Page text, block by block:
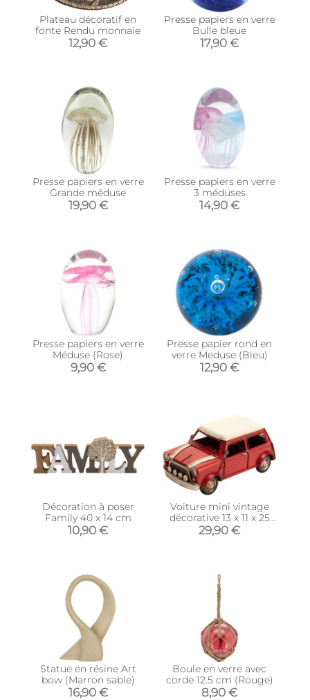
Plateau décoratif en
fonte Rendu monnaie
12,90 €
Presse papiers en verre
Bulle bleue
17,90 €
Presse papiers en verre
Grande méduse
19,90 €
Presse papiers en verre
3 méduses
14,90 €
Presse papiers en verre
Méduse (Rose)
9,90 €
Presse papier rond en
verre Meduse (Bleu)
12,90 €
Décoration à poser
Family 40 x 14 cm
10,90 €
Voiture mini vintage
décorative 13 x 11 x 25
cm
29,90 €
Statue en résine Art
bow (Marron sable)
16,90 €
Boule en verre avec
corde 12.5 cm (Rouge)
8,90 €